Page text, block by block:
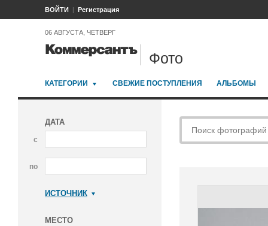
ВОЙТИ Регистрация
06 АВГУСТА, ЧЕТВЕРГ
Фото
КАТЕГОРИИ СВЕЖИЕ ПОСТУПЛЕНИЯ АЛЬБОМЫ
ДАТА
с
по
ИСТОЧНИК
МЕСТО